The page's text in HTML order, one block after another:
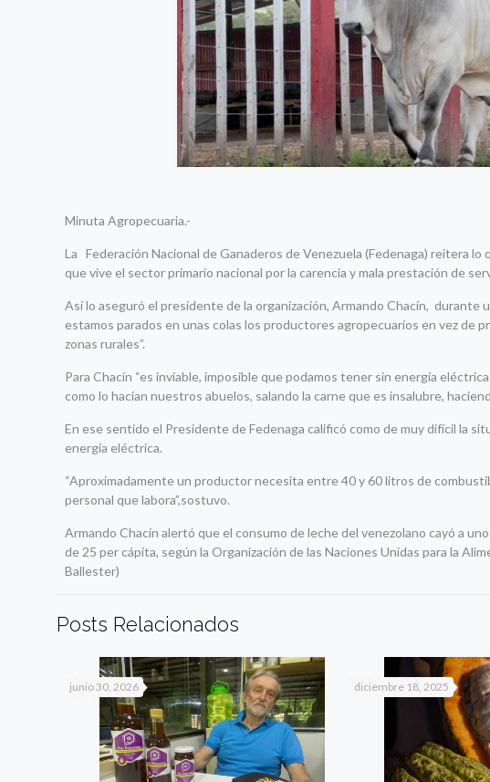
Minuta Agropecuaria.-
La Federación Nacional de Ganaderos de Venezuela (Fedenaga) reitera
que vive el sector primario nacional por la carencia y mala prestación de
Así lo aseguró el presidente de la organización, Armando Chacín,
estamos parados en unas colas los productores agropecuarios en vez de
zonas rurales”.
Para Chacín “es inviable, imposible que podamos tener sin energía
como lo hacían nuestros abuelos, salando la carne que es insalubre,
En ese sentido el Presidente de Fedenaga calificó como de muy difícil la
energía eléctrica.
“Aproximadamente un productor necesita entre 40 y 60 litros de
personal que labora”,sostuvo.
Armando Chacín alertó que el consumo de leche del venezolano cayó a
de 25 per cápita, según la Organización de las Naciones Unidas para la
Ballester)
Posts Relacionados
junio 30, 2026 diciembre 18, 2025